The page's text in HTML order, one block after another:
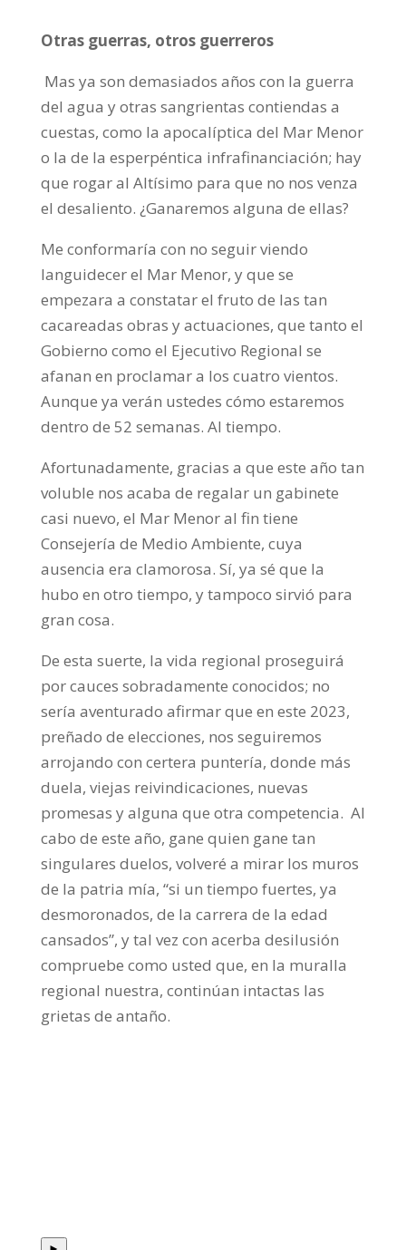
Otras guerras, otros guerreros
Mas ya son demasiados años con la guerra
del agua y otras sangrientas contiendas a
cuestas, como la apocalíptica del Mar Menor
o la de la esperpéntica infrafinanciación; hay
que rogar al Altísimo para que no nos venza
el desaliento. ¿Ganaremos alguna de ellas?
Me conformaría con no seguir viendo
languidecer el Mar Menor, y que se
empezara a constatar el fruto de las tan
cacareadas obras y actuaciones, que tanto el
Gobierno como el Ejecutivo Regional se
afanan en proclamar a los cuatro vientos.
Aunque ya verán ustedes cómo estaremos
dentro de 52 semanas. Al tiempo.
Afortunadamente, gracias a que este año tan
voluble nos acaba de regalar un gabinete
casi nuevo, el Mar Menor al fin tiene
Consejería de Medio Ambiente, cuya
ausencia era clamorosa. Sí, ya sé que la
hubo en otro tiempo, y tampoco sirvió para
gran cosa.
De esta suerte, la vida regional proseguirá
por cauces sobradamente conocidos; no
sería aventurado afirmar que en este 2023,
preñado de elecciones, nos seguiremos
arrojando con certera puntería, donde más
duela, viejas reivindicaciones, nuevas
promesas y alguna que otra competencia. Al
cabo de este año, gane quien gane tan
singulares duelos, volveré a mirar los muros
de la patria mía, “si un tiempo fuertes, ya
desmoronados, de la carrera de la edad
cansados”, y tal vez con acerba desilusión
compruebe como usted que, en la muralla
regional nuestra, continúan intactas las
grietas de antaño.